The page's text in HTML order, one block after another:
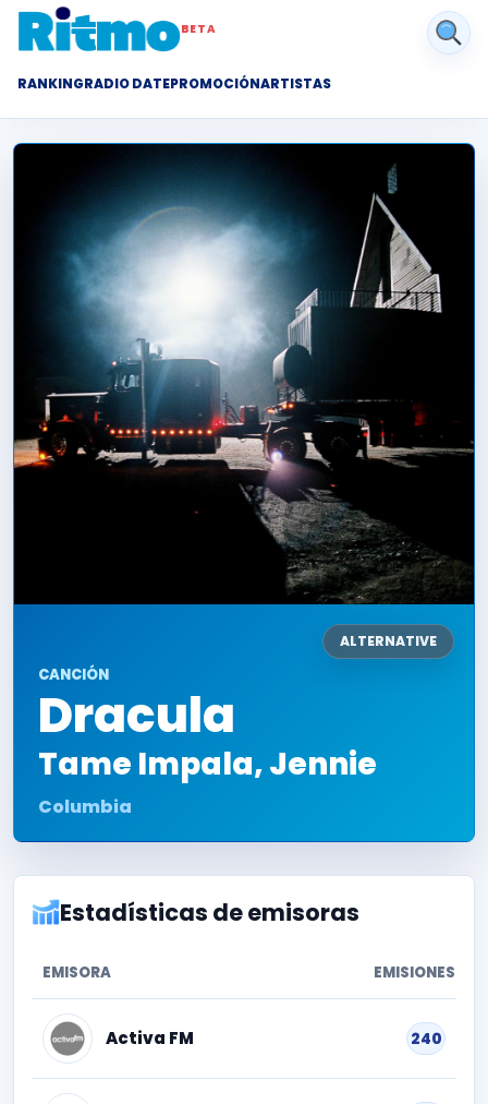
BETA
RANKINGRADIO DATEPROMOCIÓNARTISTAS
ALTERNATIVE
CANCIÓN
Dracula
Tame Impala,Jennie
Columbia
Estadísticas de emisoras
EMISORA EMISIONES
Activa FM 240